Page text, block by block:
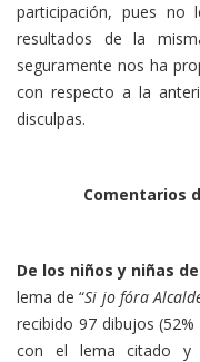
participación, pues no
resultados de la
seguramente nos ha
con respecto a la
disculpas.
Comentarios
De los niños y niñas de
lema de “Si jo fóra
recibido 97 dibujos
con el lema citado y